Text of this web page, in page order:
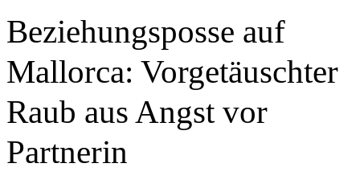
Beziehungsposse auf
Mallorca: Vorgetäuschter
Raub aus Angst vor
Partnerin